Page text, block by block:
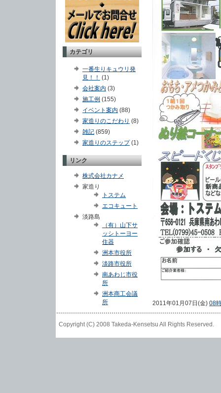
2011年01月07日(金) 08
カテゴリ
一番生りキュウリ発
見！！ (1)
会社案内 (3)
施工例 (155)
イベント案内 (88)
家造りのこだわり (8)
雑記 (859)
家造りのステップ(1)
リンク
株式会社カナメ
家造り
トステム
エコキュート
淡路島
（有）山下サ
ッシトーヨー
住器
洲本市役所
淡路市役所
南あわじ市役
所
洲本商工会議
所
Copyright (C) 2008 Takeda-Kensetsu All Rights